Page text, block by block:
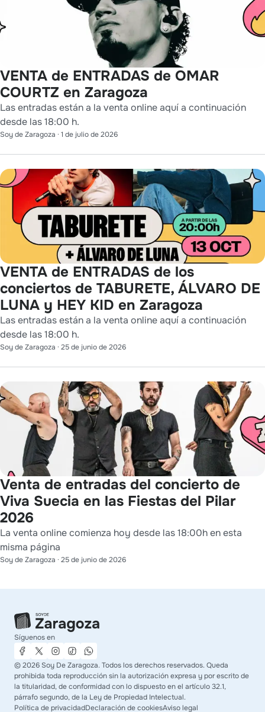
VENTA de ENTRADAS de OMAR
COURTZ en Zaragoza
Las entradas están a la venta online aquí a continuación
desde las 18:00 h.
Soy de Zaragoza · 1 de julio de 2026
VENTA de ENTRADAS de los
conciertos de TABURETE, ÁLVARO DE
LUNA y HEY KID en Zaragoza
Las entradas están a la venta online aquí a continuación
desde las 18:00 h.
Soy de Zaragoza · 25 de junio de 2026
Venta de entradas del concierto de
Viva Suecia en las Fiestas del Pilar
2026
La venta online comienza hoy desde las 18:00h en esta
misma página
Soy de Zaragoza · 25 de junio de 2026
Síguenos en
©2026 Soy De Zaragoza. Todos los derechos reservados. Queda
prohibida toda reproducción sin la autorización expresa y por escrito de
la titularidad, de conformidad con lo dispuesto en el artículo 32.1,
párrafo segundo, de la Ley de Propiedad Intelectual.
Política de privacidadDeclaración de cookiesAviso legal